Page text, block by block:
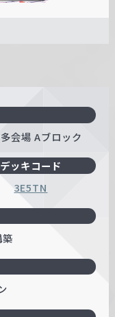
会場 Aブロック
デッキコード
3E5TN